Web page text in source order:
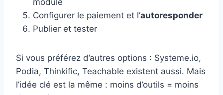
Configurer le paiement et l’autoresponder
Publier et tester
Si vous préférez d’autres options : Systeme.io,
Podia, Thinkific, Teachable existent aussi. Mais
l’idée clé est la même : moins d’outils = moins